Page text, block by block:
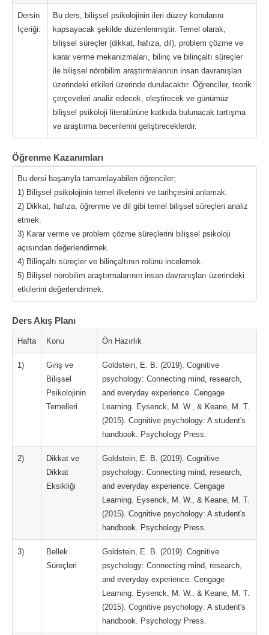
Dersin
İçeriği:
Bu ders, bilişsel psikolojinin ileri düzey konularını
kapsayacak şekilde düzenlenmiştir. Temel olarak,
bilişsel süreçler (dikkat, hafıza, dil), problem çözme ve
karar verme mekanizmaları, bilinç ve bilinçaltı süreçler
ile bilişsel nörobilim araştırmalarının insan davranışları
üzerindeki etkileri üzerinde durulacaktır. Öğrenciler, teorik
çerçeveleri analiz edecek, eleştirecek ve günümüz
bilişsel psikoloji literatürüne katkıda bulunacak tartışma
ve araştırma becerilerini geliştireceklerdir.
Öğrenme Kazanımları
Bu dersi başarıyla tamamlayabilen öğrenciler;
1) Bilişsel psikolojinin temel ilkelerini ve tarihçesini anlamak.
2) Dikkat, hafıza, öğrenme ve dil gibi temel bilişsel süreçleri analiz
etmek.
3) Karar verme ve problem çözme süreçlerini bilişsel psikoloji
açısından değerlendirmek.
4) Bilinçaltı süreçler ve bilinçaltının rolünü incelemek.
5) Bilişsel nörobilim araştırmalarının insan davranışları üzerindeki
etkilerini değerlendirmek.
Ders Akış Planı
Hafta Konu Ön Hazırlık
1)
Giriş ve
Bilişsel
Psikolojinin
Temelleri
Goldstein, E. B. (2019). Cognitive
psychology: Connecting mind, research,
and everyday experience. Cengage
Learning. Eysenck, M. W., & Keane, M. T.
(2015). Cognitive psychology: A student's
handbook. Psychology Press.
2)
Dikkat ve
Dikkat
Eksikliği
Goldstein, E. B. (2019). Cognitive
psychology: Connecting mind, research,
and everyday experience. Cengage
Learning. Eysenck, M. W., & Keane, M. T.
(2015). Cognitive psychology: A student's
handbook. Psychology Press.
3)
Bellek
Süreçleri
Goldstein, E. B. (2019). Cognitive
psychology: Connecting mind, research,
and everyday experience. Cengage
Learning. Eysenck, M. W., & Keane, M. T.
(2015). Cognitive psychology: A student's
handbook. Psychology Press.